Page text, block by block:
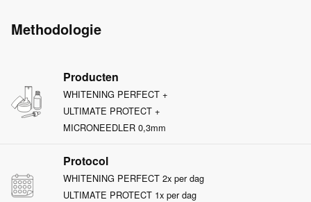
Methodologie
Producten
WHITENING PERFECT +
ULTIMATE PROTECT +
MICRONEEDLER 0,3mm
Protocol
WHITENING PERFECT 2x per dag
ULTIMATE PROTECT 1x per dag